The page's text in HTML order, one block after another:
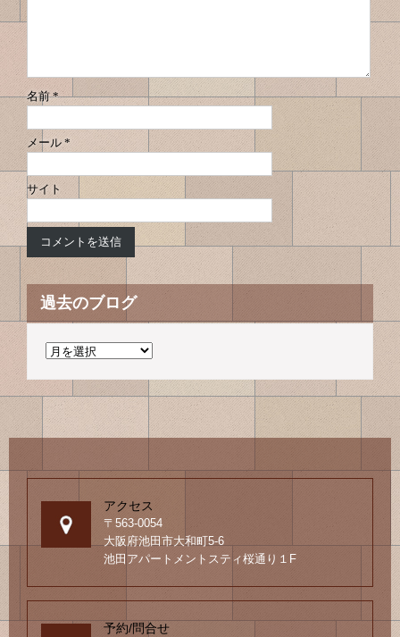
名前*
メール *
サイト
過去のブログ
過
ブ
ロ
グ
アクセス
〒563-0054
大阪府池田市大和町5-6
池田アパートメントスティ桜通り１F
予約/問合せ